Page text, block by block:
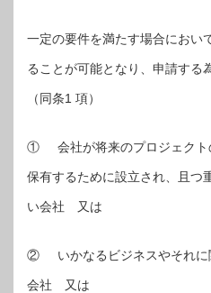
一定の要件を満たす場合におい
ることが可能となり、申請する
（同条1 項）
① 会社が将来のプロジェクト
保有するために設立され、且つ
い会社 又は
② いかなるビジネスやそれに
会社 又は